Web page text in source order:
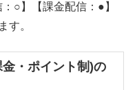
○】【課金配信：●】
す。
・ポイント制)の